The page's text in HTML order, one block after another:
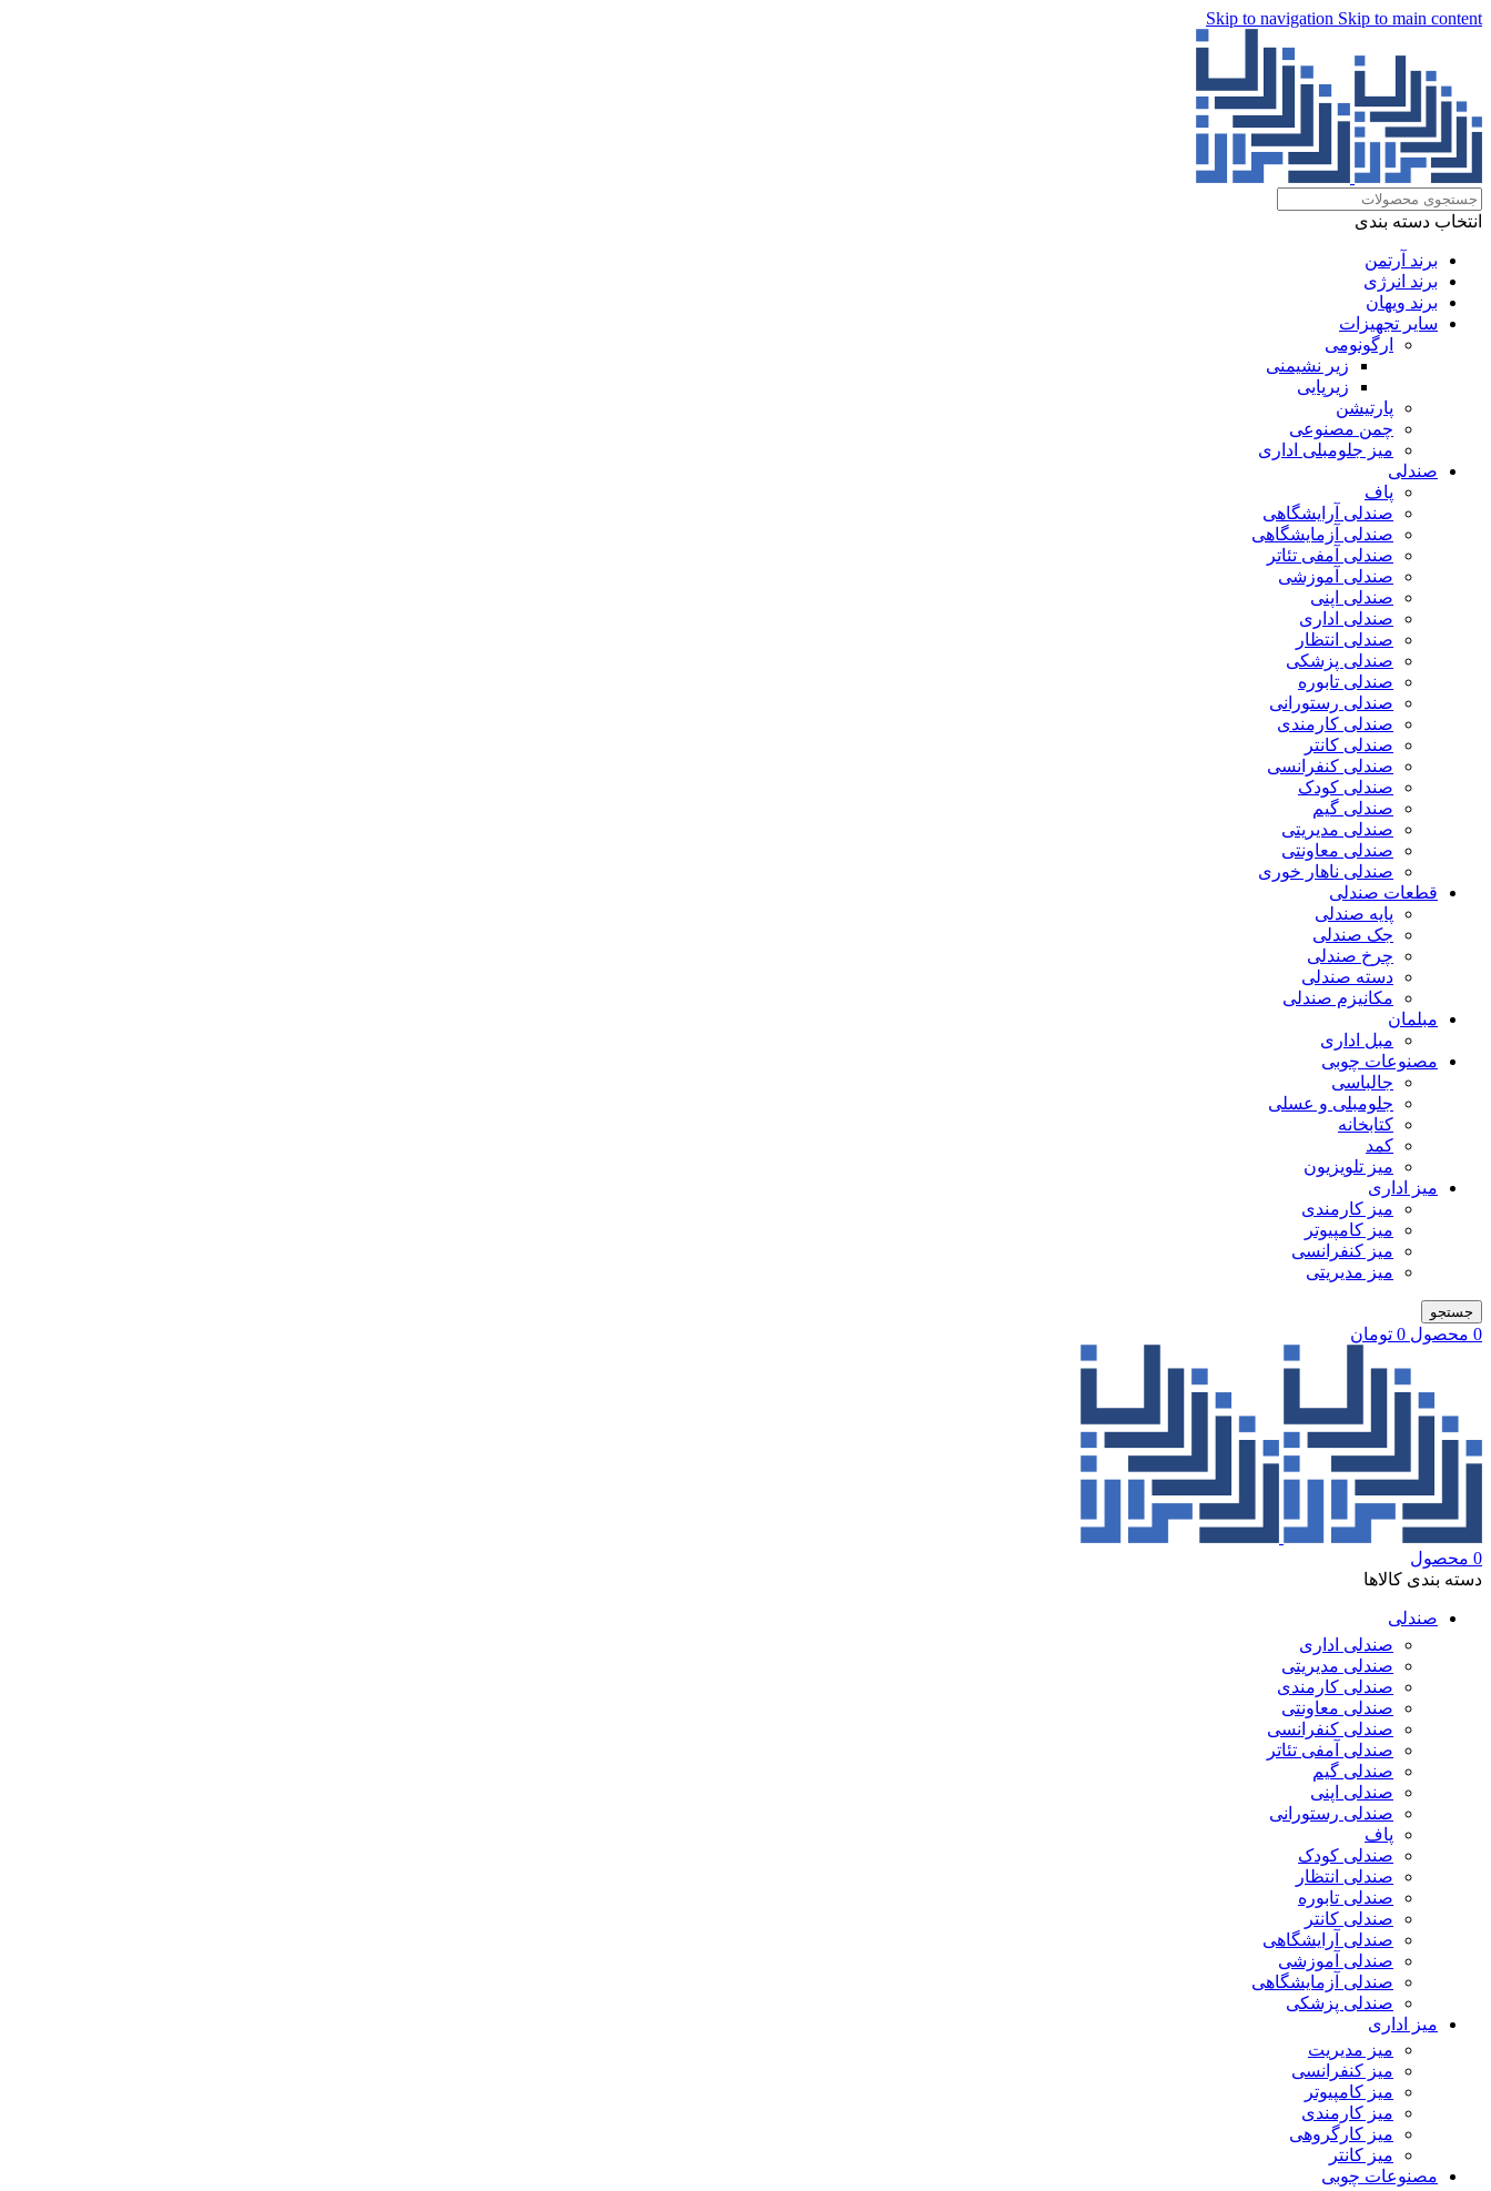
Skip to navigation Skip to main content
انتخاب دسته بندی
برند آرتمن
برند انرژی
برند ویهان
سایر تجهیزات
ارگونومی
زیر نشیمنی
زیرپایی
پارتیشن
چمن مصنوعی
میز جلومبلی اداری
صندلی
پاف
صندلی آرایشگاهی
صندلی آزمایشگاهی
صندلی آمفی تئاتر
صندلی آموزشی
صندلی اپنی
صندلی اداری
صندلی انتظار
صندلی پزشکی
صندلی تابوره
صندلی رستورانی
صندلی کارمندی
صندلی کانتر
صندلی کنفرانسی
صندلی کودک
صندلی گیم
صندلی مدیریتی
صندلی معاونتی
صندلی ناهار خوری
قطعات صندلی
پایه صندلی
جک صندلی
چرخ صندلی
دسته صندلی
مکانیزم صندلی
مبلمان
مبل اداری
مصنوعات چوبی
جالباسی
جلومبلی و عسلی
کتابخانه
کمد
میز تلویزیون
میز اداری
میز کارمندی
میز کامپیوتر
میز کنفرانسی
میز مدیریتی
جستجو
0 محصول 0 تومان
0 محصول
دسته بندی کالاها
صندلی
صندلی اداری
صندلی مدیریتی
صندلی کارمندی
صندلی معاونتی
صندلی کنفرانسی
صندلی آمفی تئاتر
صندلی گیم
صندلی اپنی
صندلی رستورانی
پاف
صندلی کودک
صندلی انتظار
صندلی تابوره
صندلی کانتر
صندلی آرایشگاهی
صندلی آموزشی
صندلی آزمایشگاهی
صندلی پزشکی
میز اداری
میز مدیریت
میز کنفرانسی
میز کامپیوتر
میز کارمندی
میز کارگروهی
میز کانتر
مصنوعات چوبی